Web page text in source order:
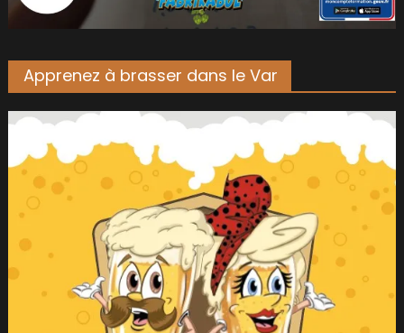
Apprenez à brasser dans le Var